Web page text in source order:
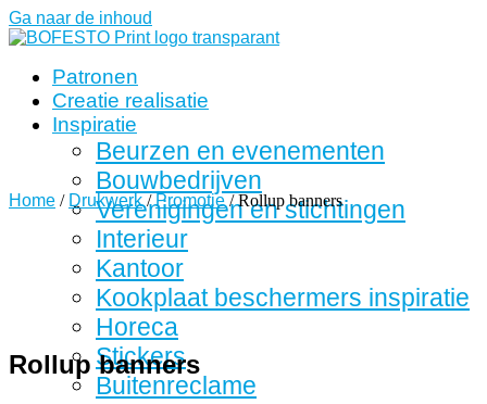
Ga naar de inhoud
Patronen
Creatie realisatie
Inspiratie
Beurzen en evenementen
Bouwbedrijven
Verenigingen en stichtingen
Interieur
Kantoor
Kookplaat beschermers inspiratie
Horeca
Stickers
Buitenreclame
Home / Drukwerk/Promotie/ Rollup banners
Rollup banners